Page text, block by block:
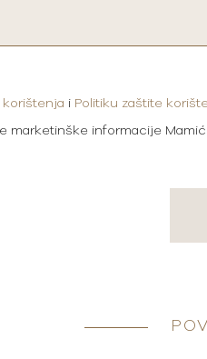
korištenja i Politiku zaštite
marketinške informacije Mamić